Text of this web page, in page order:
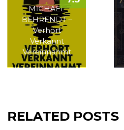
MICHAEL
BEHRENDT –
Verhört
Verkannt
Vereinnahmt
RELATED POSTS